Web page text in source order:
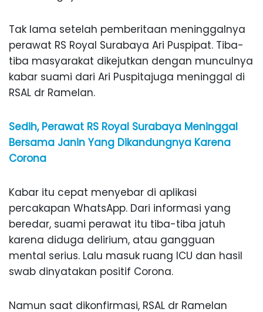
Tak lama setelah pemberitaan meninggalnya
perawat RS Royal Surabaya Ari Puspipat. Tiba-
tiba masyarakat dikejutkan dengan munculnya
kabar suami dari Ari Puspitajuga meninggal di
RSAL dr Ramelan.
Sedih, Perawat RS Royal Surabaya Meninggal
Bersama Janin Yang Dikandungnya Karena
Corona
Kabar itu cepat menyebar di aplikasi
percakapan WhatsApp. Dari informasi yang
beredar, suami perawat itu tiba-tiba jatuh
karena diduga delirium, atau gangguan
mental serius. Lalu masuk ruang ICU dan hasil
swab dinyatakan positif Corona.
Namun saat dikonfirmasi, RSAL dr Ramelan